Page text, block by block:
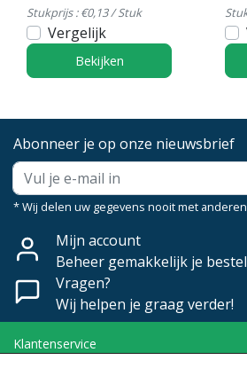
Stukprijs : €0,13 / Stuk
Vergelijk
Bekijken
Abonneer je op onze nieuwsbrief
* Wij delen uw gegevens nooit met
Mijn account
Beheer gemakkelijk je
Vragen?
Wij helpen je graag verder!
Klantenservice